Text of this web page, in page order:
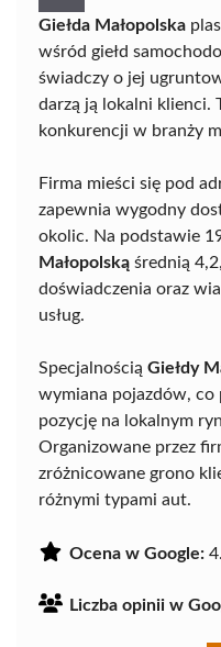
Giełda Małopolska
wśród giełd
świadczy o jej
darzą ją lokalni klienci.
konkurencji w branży
Firma mieści się pod
zapewnia wygodny
okolic. Na podstawie
Małopolską średnią
doświadczenia oraz
usług.
Specjalnością Giełdy
wymiana pojazdów, co
pozycję na lokalnym
Organizowane przez
zróżnicowane grono
różnymi typami aut.
Ocena w Google:
Liczba opinii w